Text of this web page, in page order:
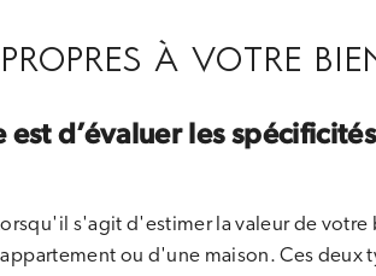
À VOTRE
est d’évaluer les
s'agit d'estimer la valeur de
ou d'une maison. Ces deux